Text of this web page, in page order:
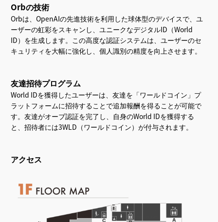
Orbの技術
Orbは、OpenAIの先進技術を利用した球体型のデバイスで、ユ
ーザーの虹彩をスキャンし、ユニークなデジタルID（World
ID）を生成します。この高度な認証システムは、ユーザーのセ
キュリティを大幅に強化し、個人識別の精度を向上させます。
友達招待プログラム
World IDを獲得したユーザーは、友達を「ワールドコイン」プ
ラットフォームに招待することで追加報酬を得ることが可能で
す。友達がオーブ認証を完了し、自身のWorld IDを獲得する
と、招待者には3WLD（ワールドコイン）が付与されます。
アクセス